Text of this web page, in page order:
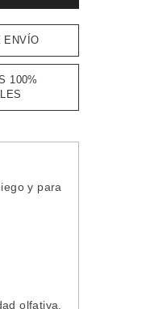
ENVÍO
100%
y para
olfativa.